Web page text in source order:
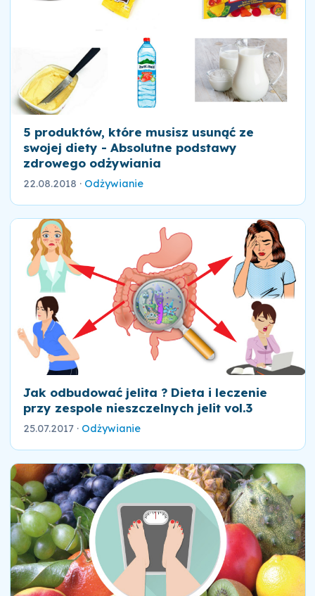
5 produktów, które musisz usunąć ze
swojej diety - Absolutne podstawy
zdrowego odżywiania
22.08.2018 · Odżywianie
Jak odbudować jelita ? Dieta i leczenie
przy zespole nieszczelnych jelit vol.3
25.07.2017· Odżywianie